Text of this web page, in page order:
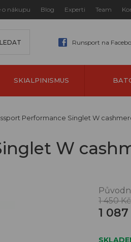
o nákupu Blog Experti Team
Runsport na
SKIALPINISMUS
Performance Singlet W
W
1 450 Kč
1